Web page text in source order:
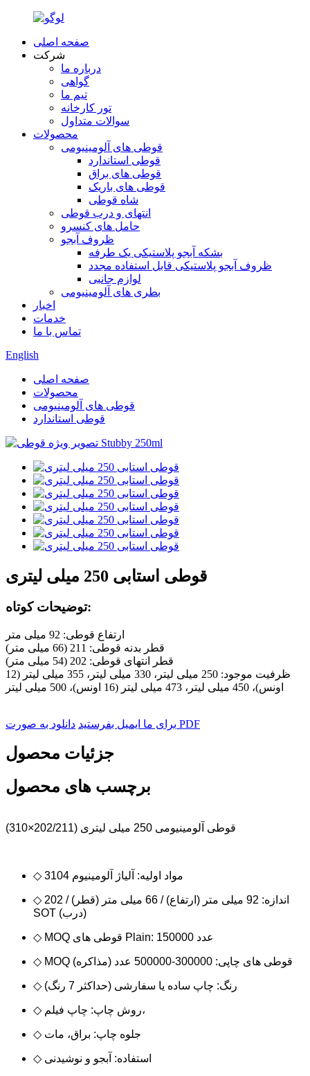
صفحه اصلی
شرکت
درباره ما
گواهی
تیم ما
تور کارخانه
سوالات متداول
محصولات
قوطی های آلومینیومی
قوطی استاندارد
قوطی های براق
قوطی های باریک
شاه قوطی
انتهای و درب قوطی
حامل های کنسرو
ظروف آبجو
بشکه آبجو پلاستیکی یک طرفه
ظروف آبجو پلاستیکی قابل استفاده مجدد
لوازم جانبی
بطری های آلومینیومی
اخبار
خدمات
تماس با ما
English
صفحه اصلی
محصولات
قوطی های آلومینیومی
قوطی استاندارد
قوطی استابی 250 میلی لیتری
توضیحات کوتاه:
ارتفاع قوطی: 92 میلی متر
قطر بدنه قوطی: 211 (66 میلی متر)
قطر انتهای قوطی: 202 (54 میلی متر)
ظرفیت موجود: 250 میلی لیتر، 330 میلی لیتر، 355 میلی لیتر (12
اونس)، 450 میلی لیتر، 473 میلی لیتر (16 اونس)، 500 میلی لیتر
برای ما ایمیل بفرستید دانلود به صورت PDF
جزئیات محصول
برچسب های محصول
قوطی آلومینیومی 250 میلی لیتری (202/211×310)
◇ مواد اولیه: آلیاژ آلومینیوم 3104
◇ اندازه: 92 میلی متر (ارتفاع) / 66 میلی متر (قطر) / 202
SOT (درب)
◇ MOQ قوطی های Plain: 150000 عدد
◇ MOQ قوطی های چاپی: 300000-500000 عدد (مذاکره)
◇ رنگ: چاپ ساده یا سفارشی (حداکثر 7 رنگ)
◇ روش چاپ: چاپ فیلم،
◇ جلوه چاپ: براق، مات
◇ استفاده: آبجو و نوشیدنی